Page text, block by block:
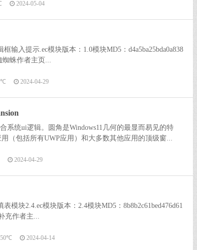
2024-05-04
输入提示.ec模块版本：1.0模块MD5：d4a5ba25bda0a838
蜘蛛作者主页...
2024-04-29
系统ui逻辑。圆角是Windows11几何的最显而易见的特
（包括所有UWP应用）和大多数其他应用的顶级窗...
2024-04-29
模块2.4.ec模块版本：2.4模块MD5：8b8b2c61bed476d61
充作者主...
2024-04-14